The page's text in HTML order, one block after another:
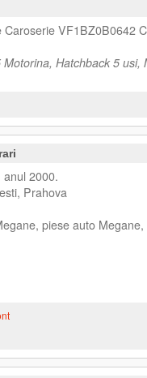
VF1BZ0B0642
Hatchback 5 usi,
2000.
Prahova
piese auto